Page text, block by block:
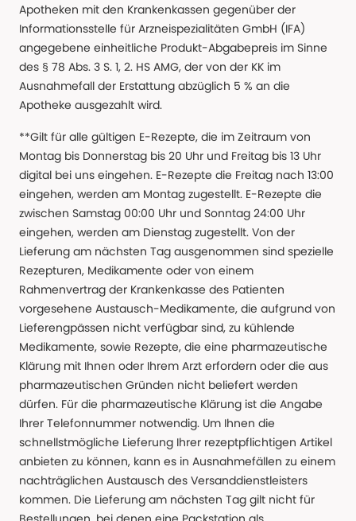
Apotheken mit den Krankenkassen gegenüber der
Informationsstelle für Arzneispezialitäten GmbH (IFA)
angegebene einheitliche Produkt-Abgabepreis im Sinne
des § 78 Abs. 3 S. 1, 2. HS AMG, der von der KK im
Ausnahmefall der Erstattung abzüglich 5 % an die
Apotheke ausgezahlt wird.
**Gilt für alle gültigen E-Rezepte, die im Zeitraum von
Montag bis Donnerstag bis 20 Uhr und Freitag bis 13 Uhr
digital bei uns eingehen. E-Rezepte die Freitag nach 13:00
eingehen, werden am Montag zugestellt. E-Rezepte die
zwischen Samstag 00:00 Uhr und Sonntag 24:00 Uhr
eingehen, werden am Dienstag zugestellt. Von der
Lieferung am nächsten Tag ausgenommen sind spezielle
Rezepturen, Medikamente oder von einem
Rahmenvertrag der Krankenkasse des Patienten
vorgesehene Austausch-Medikamente, die aufgrund von
Lieferengpässen nicht verfügbar sind, zu kühlende
Medikamente, sowie Rezepte, die eine pharmazeutische
Klärung mit Ihnen oder Ihrem Arzt erfordern oder die aus
pharmazeutischen Gründen nicht beliefert werden
dürfen. Für die pharmazeutische Klärung ist die Angabe
Ihrer Telefonnummer notwendig. Um Ihnen die
schnellstmögliche Lieferung Ihrer rezeptpflichtigen Artikel
anbieten zu können, kann es in Ausnahmefällen zu einem
nachträglichen Austausch des Versanddienstleisters
kommen. Die Lieferung am nächsten Tag gilt nicht für